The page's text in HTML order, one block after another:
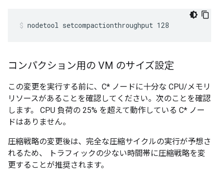
nodetool setcompactionthroughput 128
コンパクション用の VM のサイズ設定
この変更を実行する前に、C* ノードに十分な CPU/メモリ
リソースがあることを確認してください。次のことを確認
します。 CPU 負荷の 25% を超えて動作している C* ノー
ドはありません。
圧縮戦略の変更後は、完全な圧縮サイクルの実行が予想さ
れるため、 トラフィックの少ない時間帯に圧縮戦略を変
更することが推奨されます。